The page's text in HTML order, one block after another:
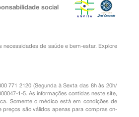
social
necessidades de saúde e bem-estar. Explore
771 2120 (Segunda à Sexta das 8h às 20h/
1-5. As informações contidas neste site,
Somente o médico está em condições de
preços são válidos apenas para compras on-